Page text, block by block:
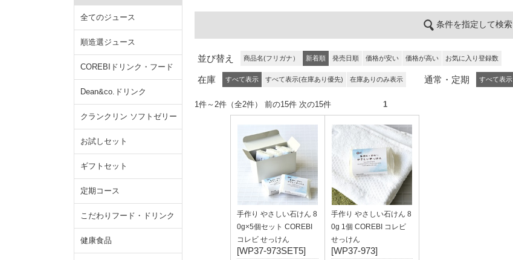
全てのジュース
順造選ジュース
COREBIドリンク・フード
Dean&co.ドリンク
クランクリン ソフトゼリー
お試しセット
ギフトセット
定期コース
こだわりフード・ドリンク
健康食品
条件を指定して検索
並び替え 商品名(フリガナ） 新着順 発売日順 価格が安い 価格が高い お気に入り登録数
在庫 すべて表示 すべて表示(在庫あり優先) 在庫ありのみ表示 通常・定期 すべて表示
1件～2件（全2件） 前の15件 次の15件 1
手作り やさしい石けん 8
0g×5個セット COREBI
コレビ せっけん
[WP37-973SET5]
手作り やさしい石けん 8
0g 1個 COREBI コレビ
せっけん
[WP37-973]